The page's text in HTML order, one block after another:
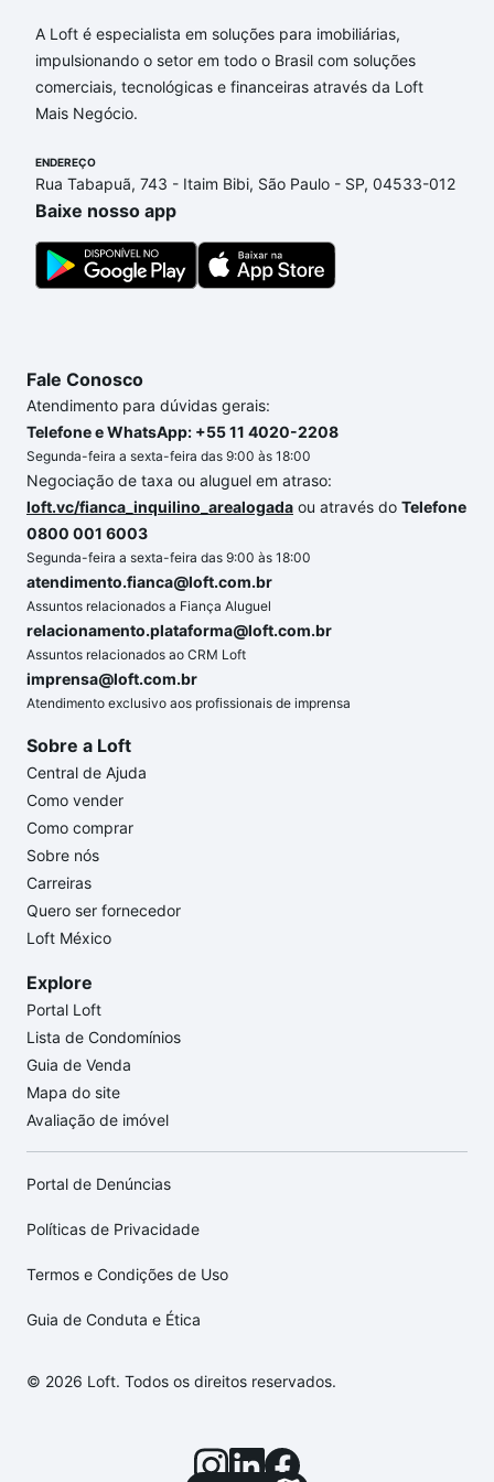
Anchieta, Campinas, SP que custam a partir de R$ 0
e com nossas opções de financiamento imobiliário
as parcelas podem se adequar ao seu orçamento.
Se ainda tem alguma dúvida dos custos envolvidos
quanto custa comprar um apartamento
a gente para comprar o imóvel dos seus sonhos
com segurança e conforto. Loft, com você até as
chaves.
A Loft é especialista em soluções para imobiliárias,
impulsionando o setor em todo o Brasil com soluções
comerciais, tecnológicas e financeiras através da Loft
Mais Negócio.
ENDEREÇO
Rua Tabapuã, 743 - Itaim Bibi, São Paulo - SP, 04533-012
Baixe nosso app
Fale Conosco
Atendimento para dúvidas gerais:
Telefone e WhatsApp: +55 11 4020-2208
Segunda-feira a sexta-feira das 9:00 às 18:00
Negociação de taxa ou aluguel em atraso:
loft.vc/fianca_inquilino_arealogada ou através do Telefone
0800 001 6003
Segunda-feira a sexta-feira das 9:00 às 18:00
atendimento.fianca@loft.com.br
Assuntos relacionados a Fiança Aluguel
relacionamento.plataforma@loft.com.br
Assuntos relacionados ao CRM Loft
imprensa@loft.com.br
Atendimento exclusivo aos profissionais de imprensa
Sobre a Loft
Central de Ajuda
Como vender
Como comprar
Sobre nós
Carreiras
Quero ser fornecedor
Loft México
Explore
Portal Loft
Lista de Condomínios
Guia de Venda
Mapa do site
Avaliação de imóvel
Portal de Denúncias
Políticas de Privacidade
Termos e Condições de Uso
Guia de Conduta e Ética
© 2026 Loft. Todos os direitos reservados.